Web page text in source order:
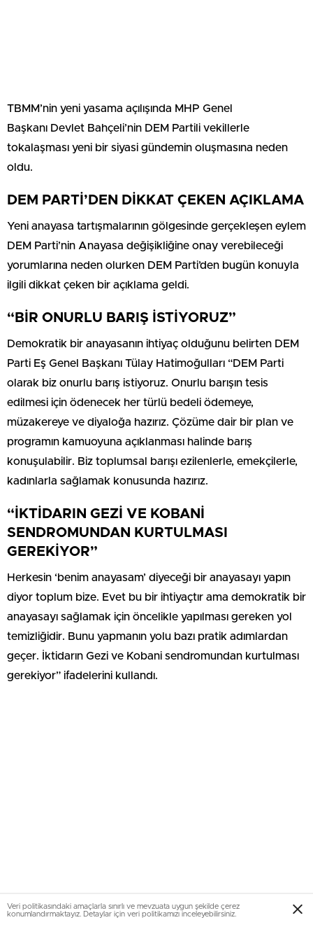
TBMM’nin yeni yasama açılışında MHP Genel
Başkanı Devlet Bahçeli’nin DEM Partili vekillerle
tokalaşması yeni bir siyasi gündemin oluşmasına neden
oldu.
DEM PARTİ’DEN DİKKAT ÇEKEN AÇIKLAMA
Yeni anayasa tartışmalarının gölgesinde gerçekleşen eylem
DEM Parti’nin Anayasa değişikliğine onay verebileceği
yorumlarına neden olurken DEM Parti’den bugün konuyla
ilgili dikkat çeken bir açıklama geldi.
“BİR ONURLU BARIŞ İSTİYORUZ”
Demokratik bir anayasanın ihtiyaç olduğunu belirten DEM
Parti Eş Genel Başkanı Tülay Hatimoğulları “DEM Parti
olarak biz onurlu barış istiyoruz. Onurlu barışın tesis
edilmesi için ödenecek her türlü bedeli ödemeye,
müzakereye ve diyaloğa hazırız. Çözüme dair bir plan ve
programın kamuoyuna açıklanması halinde barış
konuşulabilir. Biz toplumsal barışı ezilenlerle, emekçilerle,
kadınlarla sağlamak konusunda hazırız.
“İKTİDARIN GEZİ VE KOBANİ
SENDROMUNDAN KURTULMASI
GEREKİYOR”
Herkesin ‘benim anayasam’ diyeceği bir anayasayı yapın
diyor toplum bize. Evet bu bir ihtiyaçtır ama demokratik bir
anayasayı sağlamak için öncelikle yapılması gereken yol
temizliğidir. Bunu yapmanın yolu bazı pratik adımlardan
geçer. İktidarın Gezi ve Kobani sendromundan kurtulması
gerekiyor” ifadelerini kullandı.
Veri politikasındaki amaçlarla sınırlı ve mevzuata uygun şekilde çerez
konumlandırmaktayız. Detaylar için veri politikamızı inceleyebilirsiniz.